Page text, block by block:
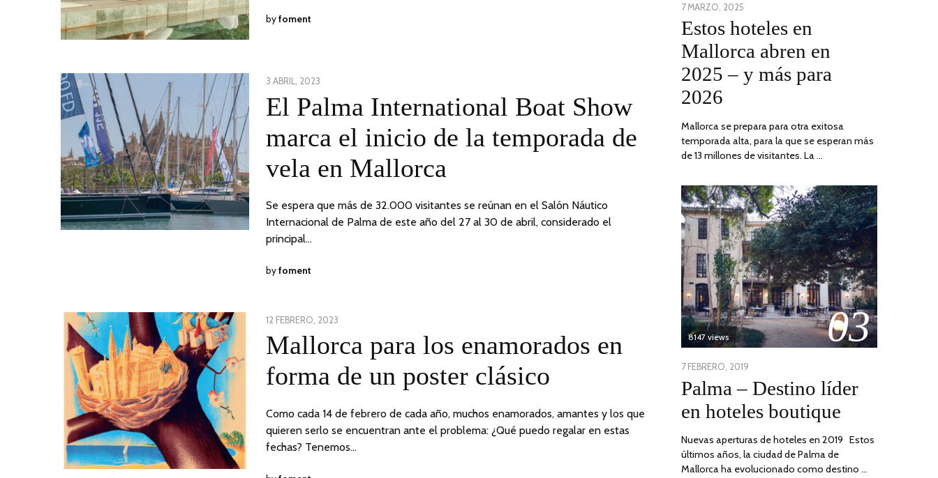
byfoment
POSTED
ON
3 ABRIL, 2023
ABRIL,
2023
El Palma International Boat Show
marca el inicio de la temporada de
vela en Mallorca
Se espera que más de 32.000 visitantes se reúnan en el Salón Náutico
Internacional de Palma de este año del 27 al 30 de abril, considerado el
principal…
byfoment
POSTED
ON
12 FEBRERO, 2023
2023
Mallorca para los enamorados en
forma de un poster clásico
Como cada 14 de febrero de cada año, muchos enamorados, amantes y los que
quieren serlo se encuentran ante el problema: ¿Qué puedo regalar en estas
fechas? Tenemos…
POSTED
ON
7 MARZO, 2025
ABRIL,
Estos hoteles en
Mallorca abren en
2025 – y más para
2026
Mallorca se prepara para otra exitosa
temporada alta, para la que se esperan más
de 13 millones de visitantes. La …
03
8147 views
POSTED
ON
7 FEBRERO, 2019
JUNIO,
Palma – Destino líder
en hoteles boutique
Nuevas aperturas de hoteles en 2019 Estos
últimos años, la ciudad de Palma de
Mallorca ha evolucionado como destino …